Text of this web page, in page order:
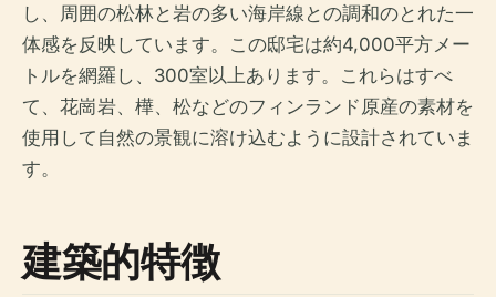
し、周囲の松林と岩の多い海岸線との調和のとれた一
体感を反映しています。この邸宅は約4,000平方メー
トルを網羅し、300室以上あります。これらはすべ
て、花崗岩、樺、松などのフィンランド原産の素材を
使用して自然の景観に溶け込むように設計されていま
す。
建築的特徴